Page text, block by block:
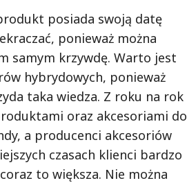
posiada swoją datę
ponieważ można
samym krzywdę. Warto jest
hybrydowych, ponieważ
taka wiedza. Z roku na rok
oraz akcesoriami do
a producenci akcesoriów
czasach klienci bardzo
to większa. Nie można